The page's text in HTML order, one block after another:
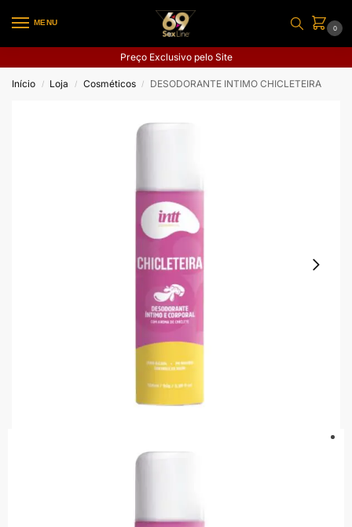
MENU
0
Preço Exclusivo pelo Site
Início / Loja / Cosméticos / DESODORANTE INTIMO CHICLETEIRA